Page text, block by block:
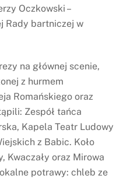
Oczkowski –
Rady bartniczej w
na głównej scenie,
z hurmem
Romańskiego oraz
Zespół tańca
Kapela Teatr Ludowy
z Babic. Koło
Kwaczały oraz Mirowa
potrawy: chleb ze